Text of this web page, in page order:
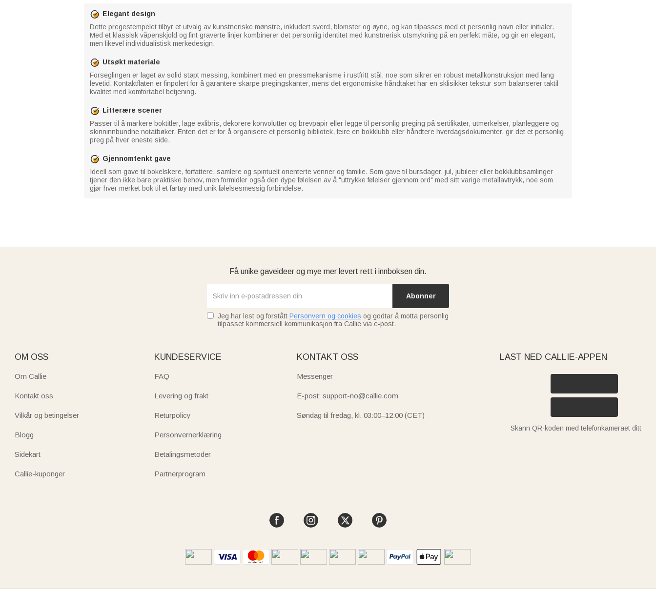
Elegant design
Dette pregestempelet tilbyr et utvalg av kunstneriske mønstre, inkludert sverd, blomster og øyne, og kan tilpasses med et personlig navn eller initialer.
Med et klassisk våpenskjold og fint graverte linjer kombinerer det personlig identitet med kunstnerisk utsmykning på en perfekt måte, og gir en elegant,
men likevel individualistisk merkedesign.
Utsøkt materiale
Forseglingen er laget av solid støpt messing, kombinert med en pressmekanisme i rustfritt stål, noe som sikrer en robust metallkonstruksjon med lang
levetid. Kontaktflaten er finpolert for å garantere skarpe pregingskanter, mens det ergonomiske håndtaket har en sklisikker tekstur som balanserer taktil
kvalitet med komfortabel betjening.
Litterære scener
Passer til å markere boktitler, lage exlibris, dekorere konvolutter og brevpapir eller legge til personlig preging på sertifikater, utmerkelser, planleggere og
skinninnbundne notatbøker. Enten det er for å organisere et personlig bibliotek, feire en bokklubb eller håndtere hverdagsdokumenter, gir det et personlig
preg på hver eneste side.
Gjennomtenkt gave
Ideell som gave til bokelskere, forfattere, samlere og spirituelt orienterte venner og familie. Som gave til bursdager, jul, jubileer eller bokklubbsamlinger
tjener den ikke bare praktiske behov, men formidler også den dype følelsen av å "uttrykke følelser gjennom ord" med sitt varige metallavtrykk, noe som
gjør hver merket bok til et fartøy med unik følelsesmessig forbindelse.
Få unike gaveideer og mye mer levert rett i innboksen din.
Abonner
Jeg har lest og forstått Personvern og cookies og godtar å motta personlig
tilpasset kommersiell kommunikasjon fra Callie via e-post.
OM OSS
Om Callie
Kontakt oss
Vilkår og betingelser
Blogg
Sidekart
Callie-kuponger
KUNDESERVICE
FAQ
Levering og frakt
Returpolicy
Personvernerklæring
Betalingsmetoder
Partnerprogram
KONTAKT OSS
Messenger
E-post: support-no@callie.com
Søndag til fredag, kl. 03:00–12:00 (CET)
LAST NED CALLIE-APPEN
Skann QR-koden med telefonkameraet ditt